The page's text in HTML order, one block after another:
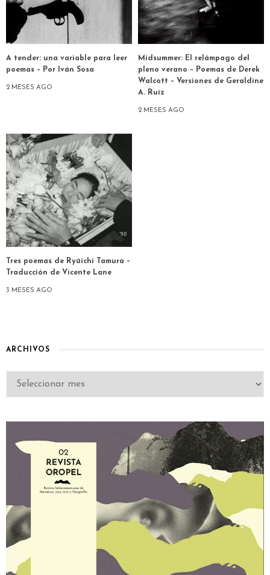
A tender: una variable para leer
poemas – Por Iván Sosa
2 MESES AGO
Midsummer: El relámpago del
pleno verano – Poemas de Derek
Walcott – Versiones de Geraldine
A. Ruiz
2 MESES AGO
Tres poemas de Ryūichi Tamura –
Traducción de Vicente Lane
3 MESES AGO
ARCHIVOS